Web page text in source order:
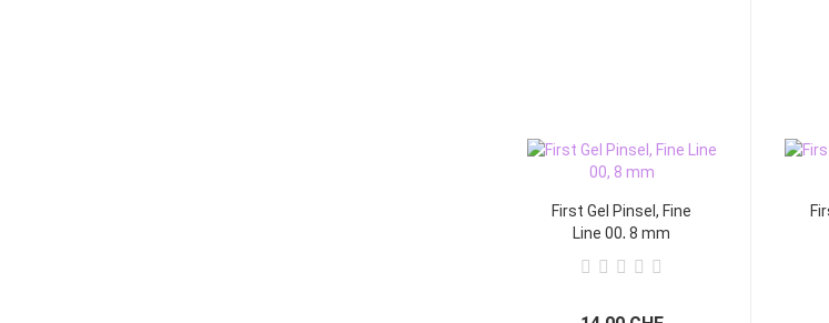
First Gel Pinsel, Fine
Line 00, 8 mm